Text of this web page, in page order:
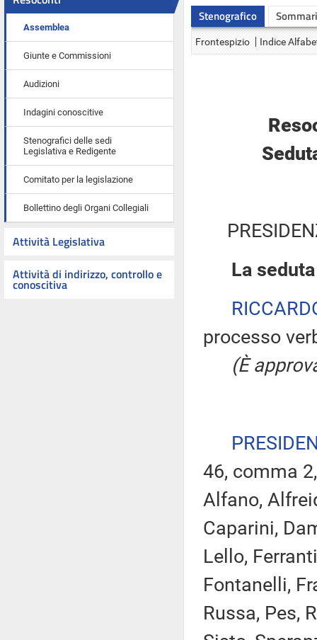
Assemblea
Giunte e Commissioni
Audizioni
Indagini conoscitive
Stenografici delle sedi
Legislativa e Redigente
Comitato per la legislazione
Bollettino degli Organi Collegiali
Attività Legislativa
Attività di indirizzo, controllo e
conoscitiva
Stenografico
Frontespizio Indice
La
processo
(È
46, comma
Alfano,
Caparini,
Lello,
Fontanelli,
Russa, Pes,